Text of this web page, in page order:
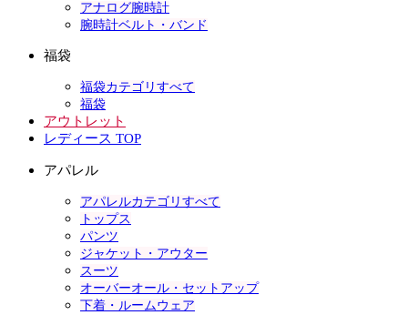
アナログ腕時計
腕時計ベルト・バンド
福袋
福袋カテゴリすべて
福袋
アウトレット
レディース TOP
アパレル
アパレルカテゴリすべて
トップス
パンツ
ジャケット・アウター
スーツ
オーバーオール・セットアップ
下着・ルームウェア